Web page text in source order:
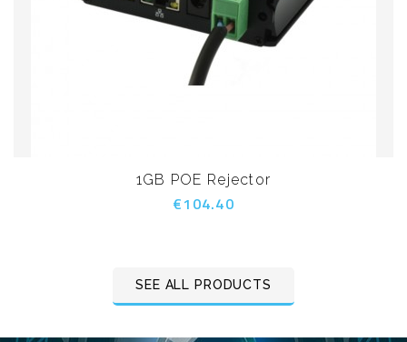
1GB POE Rejector
€104.40
SEE ALL PRODUCTS